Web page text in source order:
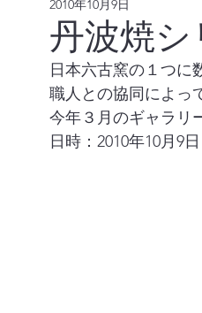
丹波焼シ
2010年10月9日
日本六古窯の１つに
職人との協同によっ
今年３月のギャラリ
日時：2010年10月9